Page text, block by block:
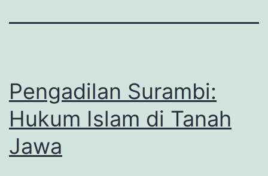
Pengadilan Surambi:
Hukum Islam di Tanah
Jawa